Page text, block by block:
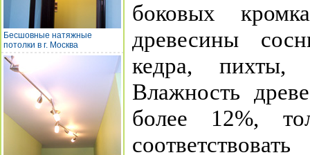
Бесшовные натяжные
потолки в г. Москва
боковых
древесины
кедра, пихты,
Влажность
более 12%,